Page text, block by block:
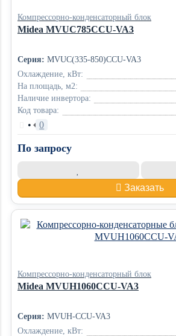
Компрессорно-конденсаторный блок
Midea MVUC785CCU-VA3
Серия: MVUC(335-850)CCU-VA3
Охлаждение, кВт:
На площадь, м2:
Наличие инвертора:
Код товара:
• 0
По запросу
Заказать
Компрессорно-конденсаторный блок
Midea MVUH1060CCU-VA3
Серия: MVUH-CCU-VA3
Охлаждение, кВт: